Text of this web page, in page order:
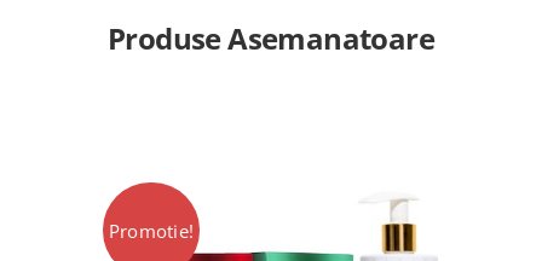
Produse Asemanatoare
Promotie!